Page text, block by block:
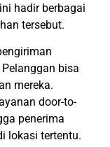
hadir berbagai
tersebut.
bisa
mereka.
door-to-
penerima
lokasi tertentu.